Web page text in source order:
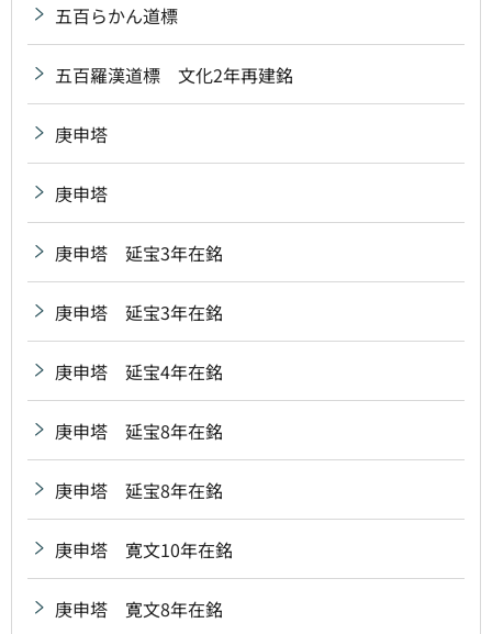
五百らかん道標
五百羅漢道標 文化2年再建銘
庚申塔
庚申塔
庚申塔 延宝3年在銘
庚申塔 延宝3年在銘
庚申塔 延宝4年在銘
庚申塔 延宝8年在銘
庚申塔 延宝8年在銘
庚申塔 寛文10年在銘
庚申塔 寛文8年在銘